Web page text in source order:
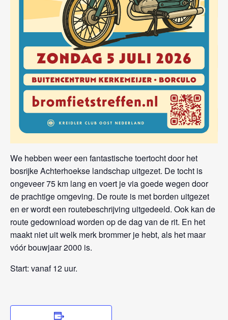
We hebben weer een fantastische toertocht door het
bosrijke Achterhoekse landschap uitgezet. De tocht is
ongeveer 75 km lang en voert je via goede wegen door
de prachtige omgeving. De route is met borden uitgezet
en er wordt een routebeschrijving uitgedeeld. Ook kan de
route gedownload worden op de dag van de rit. En het
maakt niet uit welk merk brommer je hebt, als het maar
vóór bouwjaar 2000 is.
Start: vanaf 12 uur.